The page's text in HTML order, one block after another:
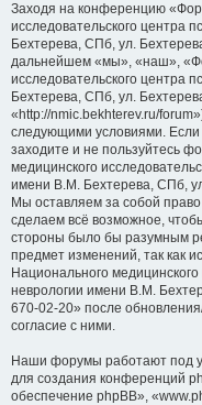
Заходя на конференцию
исследовательского центра
Бехтерева, СПб, ул.
дальнейшем «мы», «наш»,
исследовательского центра
Бехтерева, СПб, ул.
«http://nmic.bekhterev.ru/
следующими условиями. Если
заходите и не пользуйтесь
медицинского
имени В.М. Бехтерева, СПб,
Мы оставляем за собой
сделаем всё возможное,
стороны было бы разумным
предмет изменений, так как
Национального
неврологии имени В.М.
670-02-20» после
согласие с ними.
Наши форумы работают под
для создания конференций
обеспечение phpBB»,